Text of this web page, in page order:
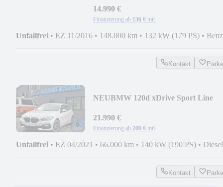
14.990 €
Finanzierung ab 136 € mtl.
Unfallfrei • EZ 11/2016 • 148.000 km • 132 kW (179 PS) •
Kontakt
NEUBMW 120d xDrive Sport Line
21.990 €
Finanzierung ab 200 € mtl.
Unfallfrei • EZ 04/2021 • 66.000 km • 140 kW (190 PS) • Diesel
Kontakt